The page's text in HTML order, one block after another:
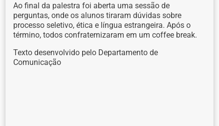
Ao final da palestra foi aberta uma sessão de
perguntas, onde os alunos tiraram dúvidas sobre
processo seletivo, ética e língua estrangeira. Após o
término, todos confraternizaram em um coffee break.
Texto desenvolvido pelo Departamento de
Comunicação